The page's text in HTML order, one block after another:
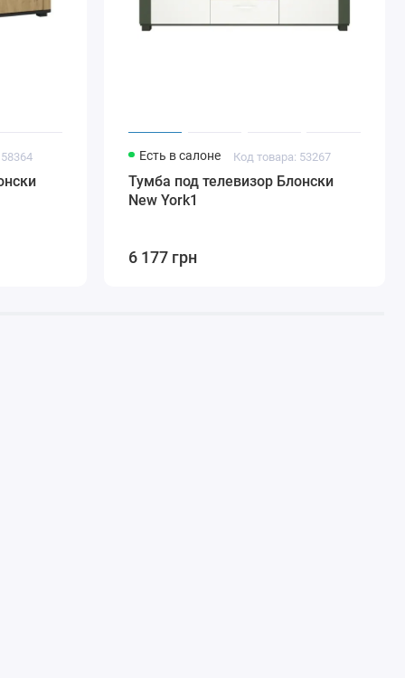
Есть в салоне Код товара: 53267
Тумба под телевизор Блонски
New York1
6 177 грн